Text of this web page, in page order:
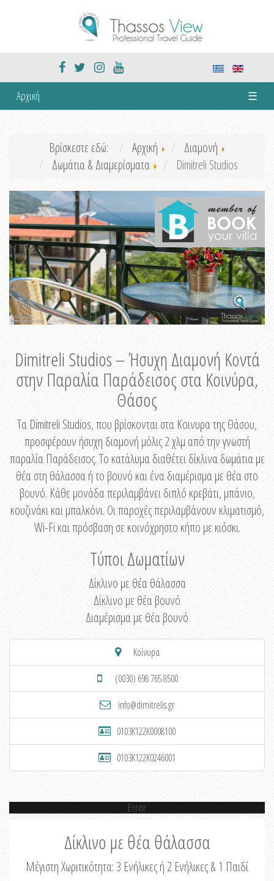
Αρχική ☰
Βρίσκεστε εδώ: Αρχική
Διαμονή
Δωμάτια & Διαμερίσματα
Dimitreli Studios
Dimitreli Studios – Ήσυχη Διαμονή Κοντά
στην Παραλία Παράδεισος στα Κοινύρα,
Θάσος
Τα Dimitreli Studios, που βρίσκονται στα Κοινυρα της Θάσου,
προσφέρουν ήσυχη διαμονή μόλις 2 χλμ από την γνωστή
παραλία Παράδεισος. Το κατάλυμα διαθέτει δίκλινα δωμάτια με
θέα στη θάλασσα ή το βουνό και ένα διαμέρισμα με θέα στο
βουνό. Κάθε μονάδα περιλαμβάνει διπλό κρεβάτι, μπάνιο,
κουζινάκι και μπαλκόνι. Οι παροχές περιλαμβάνουν κλιματισμό,
Wi-Fi και πρόσβαση σε κοινόχρηστο κήπο με κιόσκι.
Τύποι Δωματίων
Δίκλινο με θέα θάλασσα
Δίκλινο με θέα βουνό
Διαμέρισμα με θέα βουνό
Κοίνυρα
(0030) 698 765 8500
info@dimitrelis.gr
0103K122K0008100
0103K122K0246001
Error
Δίκλινο με θέα θάλασσα
Μέγιστη Χωριτικότητα: 3 Ενήλικες ή 2 Ενήλικες & 1 Παιδί